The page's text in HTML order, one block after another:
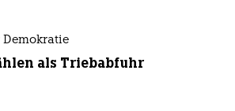
Demokratie
als Triebabfuhr